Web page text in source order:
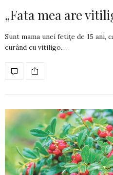
„Fata mea are
Sunt mama unei fetițe de 15 ani,
curând cu vitiligo.…